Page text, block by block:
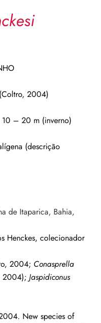
(Coltro, 2004)
– 20 m (inverno)
(descrição
de Itaparica, Bahia,
Henckes, colecionador
2004; Conasprella
2004); Jaspidiconus
New species of